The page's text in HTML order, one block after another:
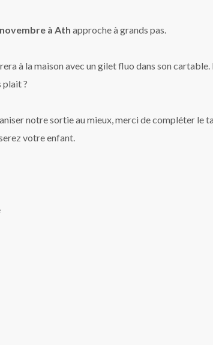
à Ath approche à grands pas.
à la maison avec un gilet fluo dans son
plait ?
notre sortie au mieux, merci de compléter le
votre enfant.